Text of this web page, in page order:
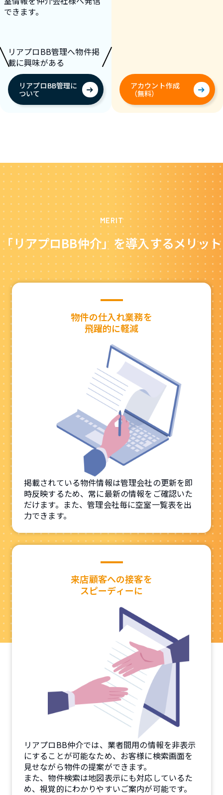
できます。
リアプロBB管理へ物件掲
載に興味がある
リアプロBB管理に
ついて
アカウント作成
（無料）
MERIT
「リアプロBB仲介」を導入するメリット
物件の仕入れ業務を
飛躍的に軽減
掲載されている物件情報は管理会社の更新を即
時反映するため、常に最新の情報をご確認いた
だけます。また、管理会社毎に空室一覧表を出
力できます。
来店顧客への接客を
スピーディーに
リアプロBB仲介では、業者間用の情報を非表示
にすることが可能なため、お客様に検索画面を
見せながら物件の提案ができます。
また、物件検索は地図表示にも対応しているた
め、視覚的にわかりやすいご案内が可能です。